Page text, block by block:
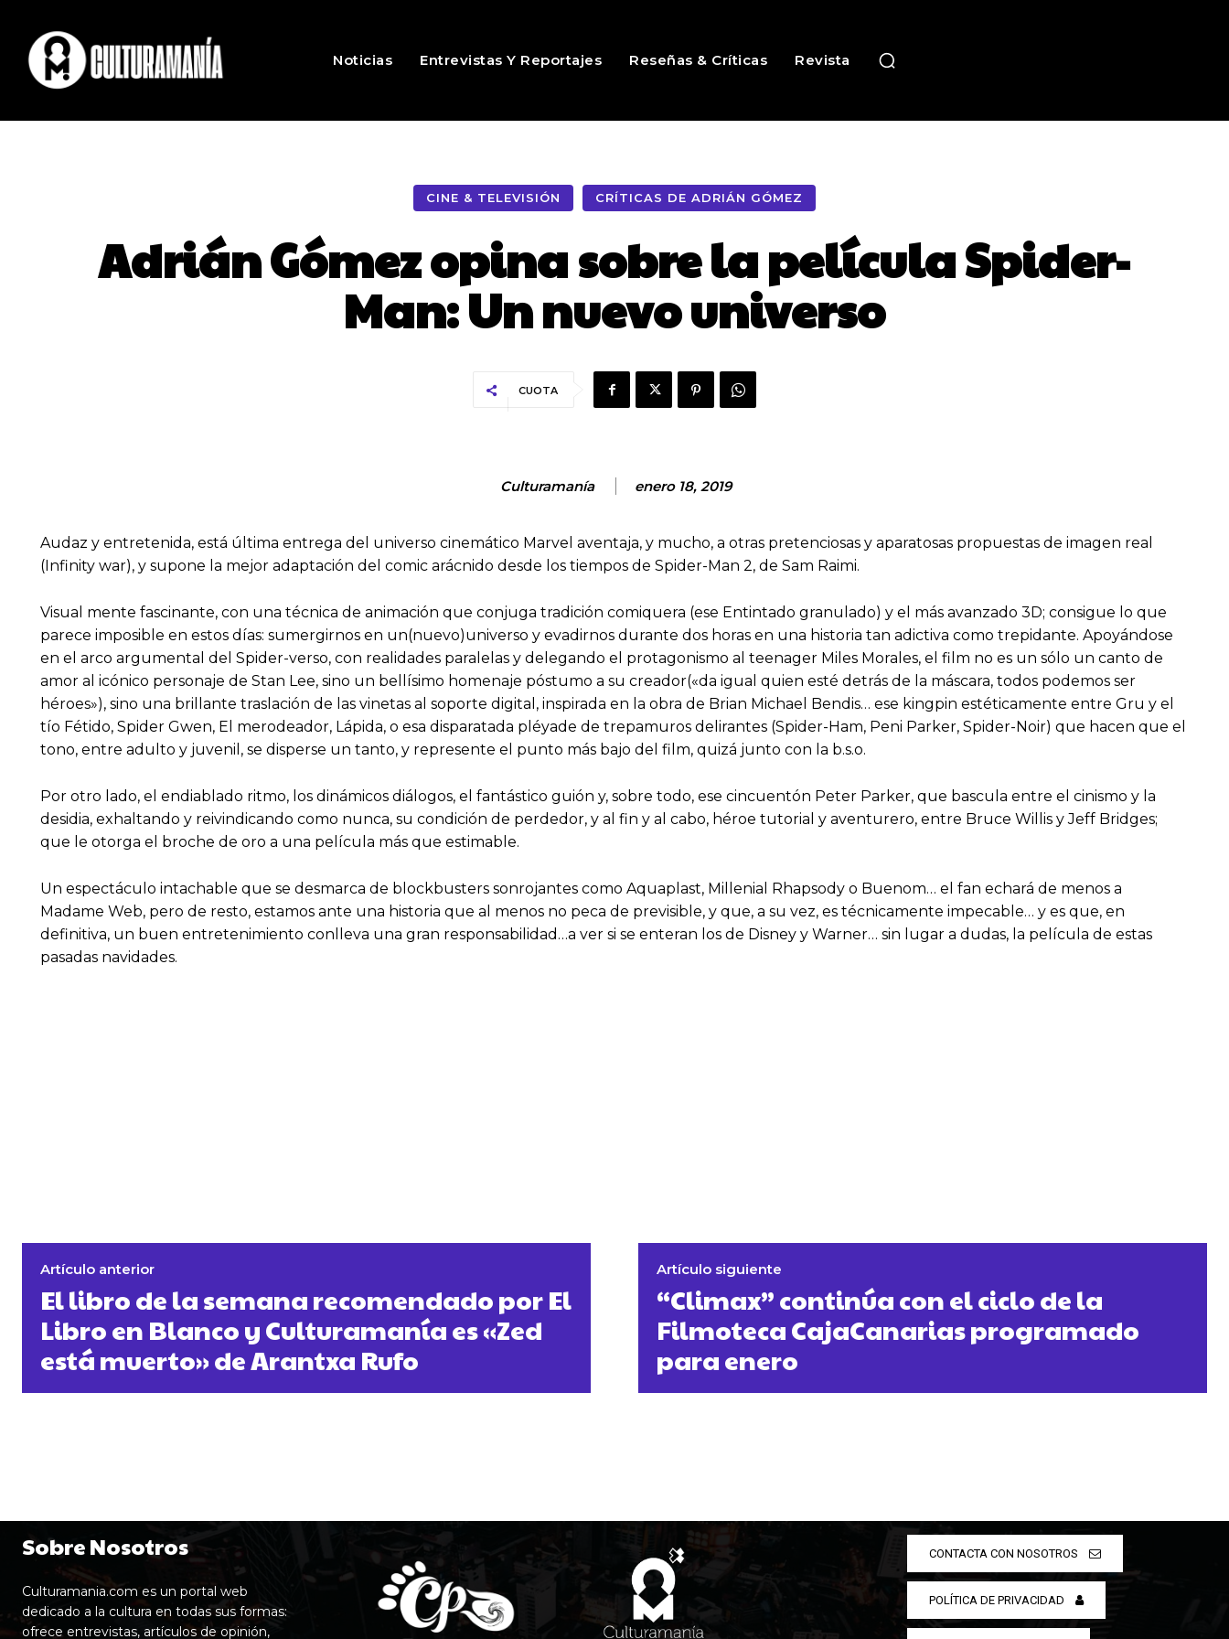
Noticias Entrevistas Y Reportajes Reseñas & Críticas Revista
CINE & TELEVISIÓN CRÍTICAS DE ADRIÁN GÓMEZ
Adrián Gómez opina sobre la película Spider-
Man: Un nuevo universo
CUOTA
Culturamanía enero 18, 2019
Audaz y entretenida, está última entrega del universo cinemático Marvel aventaja, y mucho, a otras pretenciosas y aparatosas propuestas de imagen real
(Infinity war), y supone la mejor adaptación del comic arácnido desde los tiempos de Spider-Man 2, de Sam Raimi.
Visual mente fascinante, con una técnica de animación que conjuga tradición comiquera (ese Entintado granulado) y el más avanzado 3D; consigue lo que
parece imposible en estos días: sumergirnos en un(nuevo)universo y evadirnos durante dos horas en una historia tan adictiva como trepidante. Apoyándose
en el arco argumental del Spider-verso, con realidades paralelas y delegando el protagonismo al teenager Miles Morales, el film no es un sólo un canto de
amor al icónico personaje de Stan Lee, sino un bellísimo homenaje póstumo a su creador(«da igual quien esté detrás de la máscara, todos podemos ser
héroes»), sino una brillante traslación de las vinetas al soporte digital, inspirada en la obra de Brian Michael Bendis… ese kingpin estéticamente entre Gru y el
tío Fétido, Spider Gwen, El merodeador, Lápida, o esa disparatada pléyade de trepamuros delirantes (Spider-Ham, Peni Parker, Spider-Noir) que hacen que el
tono, entre adulto y juvenil, se disperse un tanto, y represente el punto más bajo del film, quizá junto con la b.s.o.
Por otro lado, el endiablado ritmo, los dinámicos diálogos, el fantástico guión y, sobre todo, ese cincuentón Peter Parker, que bascula entre el cinismo y la
desidia, exhaltando y reivindicando como nunca, su condición de perdedor, y al fin y al cabo, héroe tutorial y aventurero, entre Bruce Willis y Jeff Bridges;
que le otorga el broche de oro a una película más que estimable.
Un espectáculo intachable que se desmarca de blockbusters sonrojantes como Aquaplast, Millenial Rhapsody o Buenom… el fan echará de menos a
Madame Web, pero de resto, estamos ante una historia que al menos no peca de previsible, y que, a su vez, es técnicamente impecable… y es que, en
definitiva, un buen entretenimiento conlleva una gran responsabilidad…a ver si se enteran los de Disney y Warner… sin lugar a dudas, la película de estas
pasadas navidades.
Artículo anterior
El libro de la semana recomendado por El
Libro en Blanco y Culturamanía es «Zed
está muerto» de Arantxa Rufo
Artículo siguiente
“Climax” continúa con el ciclo de la
Filmoteca CajaCanarias programado
para enero
Sobre Nosotros
Culturamania.com es un portal web
dedicado a la cultura en todas sus formas:
ofrece entrevistas, artículos de opinión,
CONTACTA CON NOSOTROS
POLÍTICA DE PRIVACIDAD